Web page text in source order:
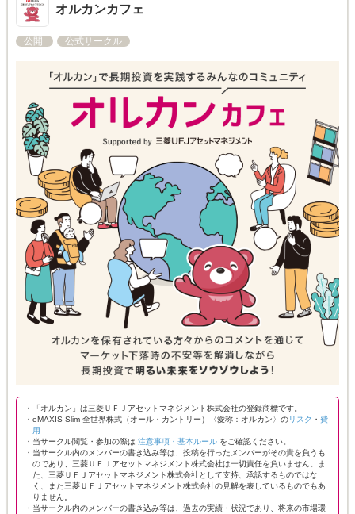
オルカンカフェ
公開 公式サークル
・「オルカン」は三菱ＵＦＪアセットマネジメント株式会社の登録商標です。
・eMAXIS Slim 全世界株式（オール・カントリー）〈愛称：オルカン〉のリスク ・ 費
用
・当サークル閲覧・参加の際は 注意事項・基本ルール をご確認ください。
・当サークル内のメンバーの書き込み等は、投稿を行ったメンバーがその責を負うも
のであり、三菱ＵＦＪアセットマネジメント株式会社は一切責任を負いません。ま
た、三菱ＵＦＪアセットマネジメント株式会社として支持、承認するものではな
く、また三菱ＵＦＪアセットマネジメント株式会社の見解を表しているものでもあ
りません。
・当サークル内のメンバーの書き込み等は、過去の実績・状況であり、将来の市場環